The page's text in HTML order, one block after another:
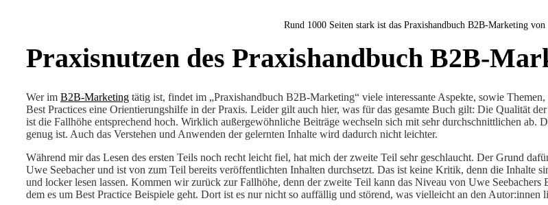
Rund 1000 Seiten stark ist das Praxishandbuch B2B-Marketing
Praxisnutzen des Praxishandbuch B2B-
Wer im B2B-Marketing tätig ist, findet im „Praxishandbuch B2B-Marketing“ viele interessante Aspekte, sowie
Best Practices eine Orientierungshilfe in der Praxis. Leider gilt auch hier, was für das gesamte Buch gilt: Die Qualität
ist die Fallhöhe entsprechend hoch. Wirklich außergewöhnliche Beiträge wechseln sich mit sehr durchschnittlichen ab.
genug ist. Auch das Verstehen und Anwenden der gelernten Inhalte wird dadurch nicht leichter.
Während mir das Lesen des ersten Teils noch recht leicht fiel, hat mich der zweite Teil sehr geschlaucht. Der Grund
Uwe Seebacher und ist von zum Teil bereits veröffentlichten Inhalten durchsetzt. Das ist keine Kritik, denn die Inhalte
und locker lesen lassen. Kommen wir zurück zur Fallhöhe, denn der zweite Teil kann das Niveau von Uwe
dem es um Best Practice Beispiele geht. Dort ist es nur nicht so auffällig und störend, was vielleicht an den Autor:innen